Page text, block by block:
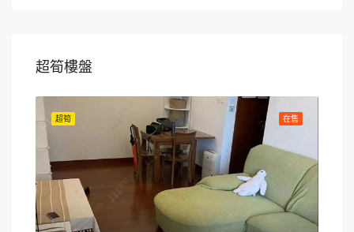
超筍樓盤
在售
超筍